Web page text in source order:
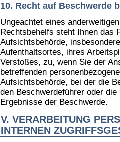
10. Recht auf Beschwerde
Ungeachtet eines
Rechtsbehelfs steht Ihnen das
Aufsichtsbehörde,
Aufenthaltsortes, ihres
Verstoßes, zu, wenn Sie der
betreffenden
Aufsichtsbehörde, bei der die
den Beschwerdeführer oder
Ergebnisse der Beschwerde.
V. VERARBEITUNG
INTERNEN